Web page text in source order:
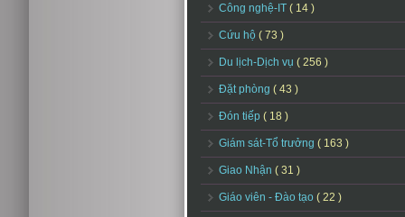
Công nghệ-IT ( 14 )
Cứu hộ ( 73 )
Du lịch-Dịch vụ ( 256 )
Đặt phòng ( 43 )
Đón tiếp ( 18 )
Giám sát-Tổ trưởng ( 163 )
Giao Nhận ( 31 )
Giáo viên - Đào tạo ( 22 )